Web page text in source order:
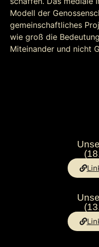
Modell der
gemeinschaftliches
wie groß die
Miteinander und nicht